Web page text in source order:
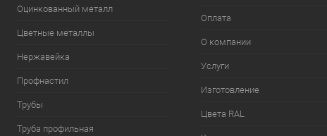
Оцинкованный металл
Цветные металлы
Нержавейка
Профнастил
Трубы
Труба профильная
Оплата
О компании
Услуги
Изготовление
Цвета RAL